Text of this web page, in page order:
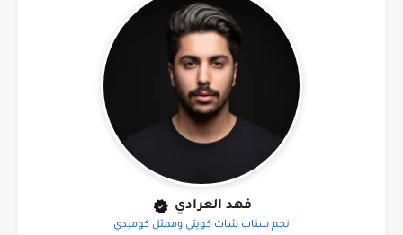
فهد العرادي
نجم سناب شات كويتي وممثل كوميدي